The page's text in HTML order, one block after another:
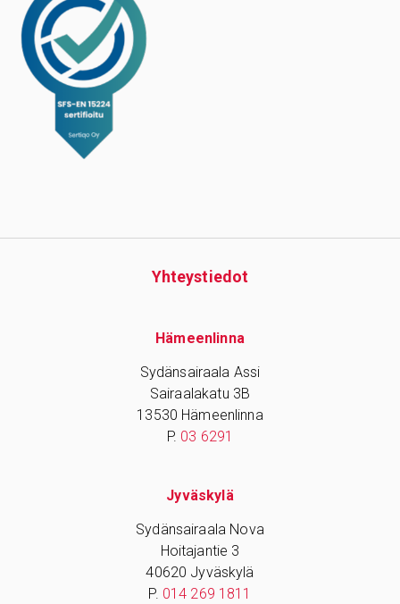
Yhteys­tiedot
Hämeenlinna
Sydänsairaala Assi
Sairaalakatu 3B
13530 Hämeenlinna
P. 03 6291
Jyväskylä
Sydänsairaala Nova
Hoitajantie 3
40620 Jyväskylä
P. 014 269 1811